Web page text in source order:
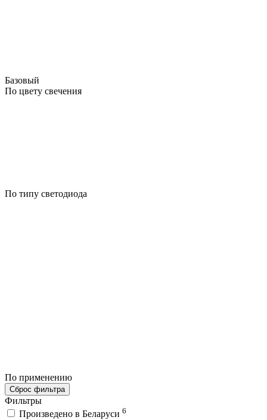
Базовый
По цвету свечения
По типу светодиода
По применению
Сброс фильтра
Фильтры
Произведено в Беларуси 6